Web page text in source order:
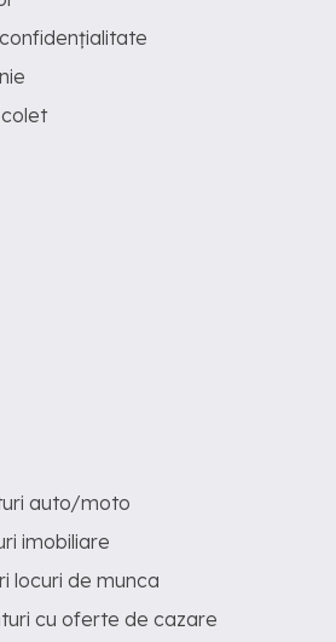
auto/moto
imobiliare
locuri de munca
cu oferte de cazare